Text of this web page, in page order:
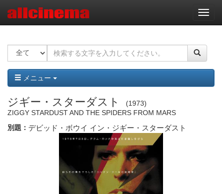
ナ
ビ
ー
ョ
ン
メニュー
ジギー・スターダスト
1973
ZIGGY STARDUST AND THE SPIDERS FROM MARS
別題： デビッド・ボウイ イン・ジギー・スターダスト